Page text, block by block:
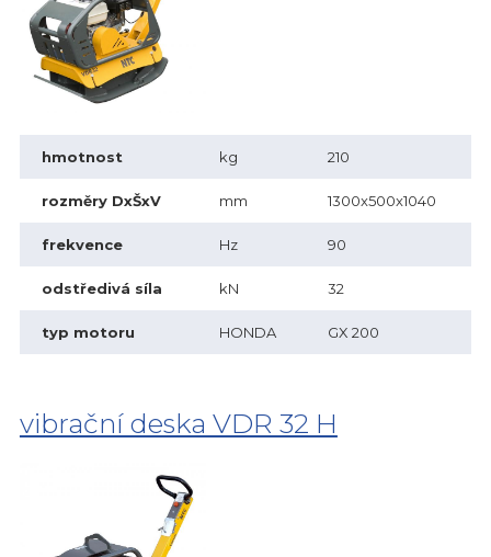
hmotnost kg 210
rozměry DxŠxV mm 1300x500x1040
frekvence Hz 90
odstředivá síla kN 32
typ motoru HONDA GX 200
vibrační deska VDR 32 H